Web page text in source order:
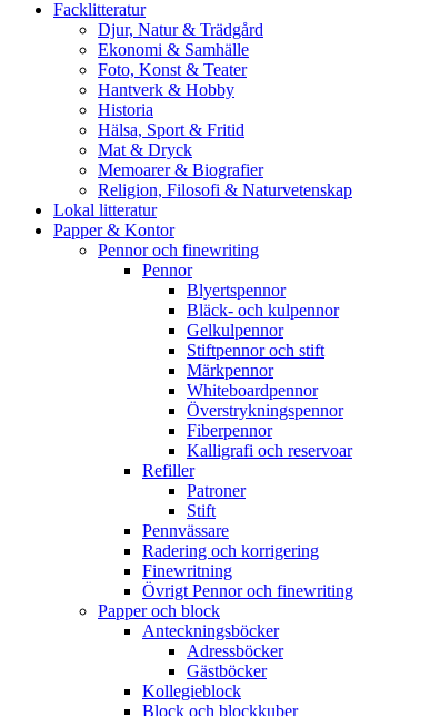
Facklitteratur
Djur, Natur & Trädgård
Ekonomi & Samhälle
Foto, Konst & Teater
Hantverk & Hobby
Historia
Hälsa, Sport & Fritid
Mat & Dryck
Memoarer & Biografier
Religion, Filosofi & Naturvetenskap
Lokal litteratur
Papper & Kontor
Pennor och finewriting
Pennor
Blyertspennor
Bläck- och kulpennor
Gelkulpennor
Stiftpennor och stift
Märkpennor
Whiteboardpennor
Överstrykningspennor
Fiberpennor
Kalligrafi och reservoar
Refiller
Patroner
Stift
Pennvässare
Radering och korrigering
Finewritning
Övrigt Pennor och finewriting
Papper och block
Anteckningsböcker
Adressböcker
Gästböcker
Kollegieblock
Block och blockkuber